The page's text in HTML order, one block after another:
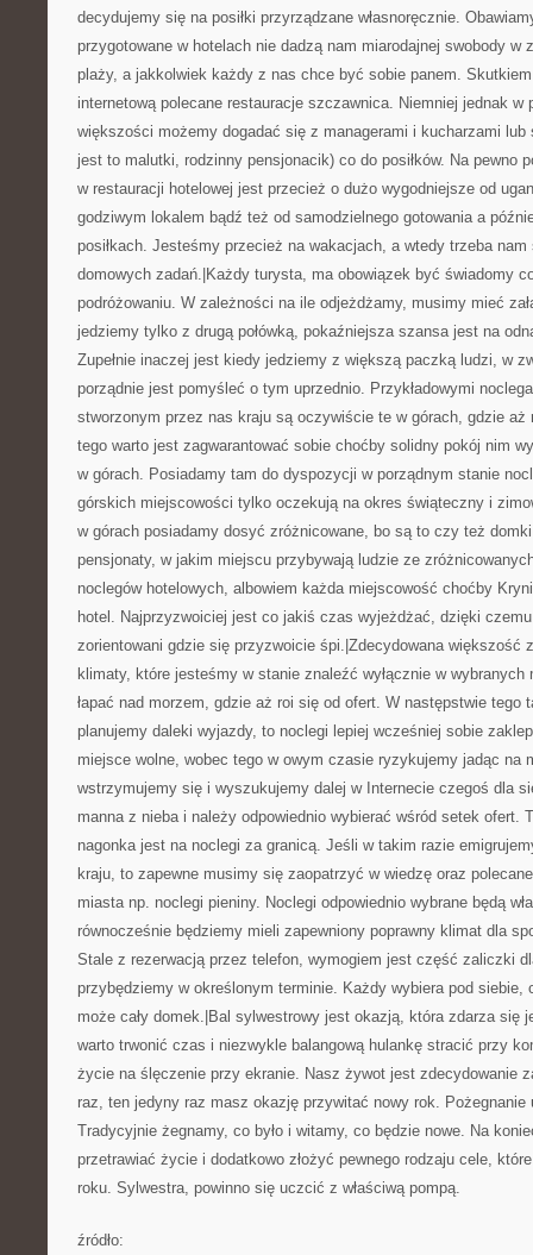
decydujemy się na posiłki przyrządzane własnoręcznie.
przygotowane w hotelach nie dadzą nam miarodajnej swobody w
plaży, a jakkolwiek każdy z nas chce być sobie panem.
internetową polecane restauracje szczawnica. Niemniej jednak w
większości możemy dogadać się z managerami i kucharzami lub
jest to malutki, rodzinny pensjonacik) co do posiłków. Na pewno
w restauracji hotelowej jest przecież o dużo wygodniejsze od
godziwym lokalem bądź też od samodzielnego gotowania a
posiłkach. Jesteśmy przecież na wakacjach, a wtedy trzeba
domowych zadań.|Każdy turysta, ma obowiązek być świadomy
podróżowaniu. W zależności na ile odjeżdżamy, musimy mieć
jedziemy tylko z drugą połówką, pokaźniejsza szansa jest na
Zupełnie inaczej jest kiedy jedziemy z większą paczką ludzi, w
porządnie jest pomyśleć o tym uprzednio. Przykładowymi
stworzonym przez nas kraju są oczywiście te w górach, gdzie aż
tego warto jest zagwarantować sobie choćby solidny pokój nim
w górach. Posiadamy tam do dyspozycji w porządnym stanie
górskich miejscowości tylko oczekują na okres świąteczny i
w górach posiadamy dosyć zróżnicowane, bo są to czy też
pensjonaty, w jakim miejscu przybywają ludzie ze
noclegów hotelowych, albowiem każda miejscowość choćby
hotel. Najprzyzwoiciej jest co jakiś czas wyjeżdżać, dzięki
zorientowani gdzie się przyzwoicie śpi.|Zdecydowana większość
klimaty, które jesteśmy w stanie znaleźć wyłącznie w
łapać nad morzem, gdzie aż roi się od ofert. W następstwie tego
planujemy daleki wyjazdy, to noclegi lepiej wcześniej sobie
miejsce wolne, wobec tego w owym czasie ryzykujemy jadąc na
wstrzymujemy się i wyszukujemy dalej w Internecie czegoś dla
manna z nieba i należy odpowiednio wybierać wśród setek ofert.
nagonka jest na noclegi za granicą. Jeśli w takim razie
kraju, to zapewne musimy się zaopatrzyć w wiedzę oraz
miasta np. noclegi pieniny. Noclegi odpowiednio wybrane będą
równocześnie będziemy mieli zapewniony poprawny klimat dla
Stale z rezerwacją przez telefon, wymogiem jest część zaliczki
przybędziemy w określonym terminie. Każdy wybiera pod siebie,
może cały domek.|Bal sylwestrowy jest okazją, która zdarza się
warto trwonić czas i niezwykle balangową hulankę stracić przy
życie na ślęczenie przy ekranie. Nasz żywot jest zdecydowanie
raz, ten jedyny raz masz okazję przywitać nowy rok. Pożegnanie
Tradycyjnie żegnamy, co było i witamy, co będzie nowe. Na
przetrawiać życie i dodatkowo złożyć pewnego rodzaju cele,
roku. Sylwestra, powinno się uczcić z właściwą pompą.
źródło: